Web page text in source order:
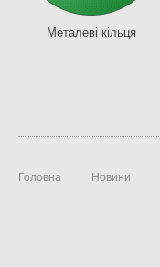
Металеві кільця
Головна Новини